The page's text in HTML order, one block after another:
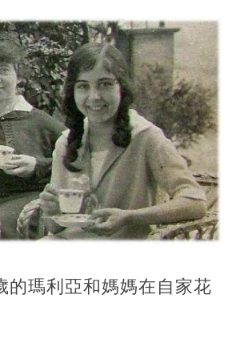
的瑪利亞和媽媽在自家花